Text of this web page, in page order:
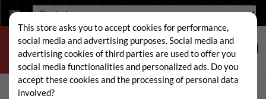
Sprache:
Suche
This store asks you to accept cookies for performance,
social media and advertising purposes. Social media and
advertising cookies of third parties are used to offer you
social media functionalities and personalized ads. Do you
accept these cookies and the processing of personal data
involved?